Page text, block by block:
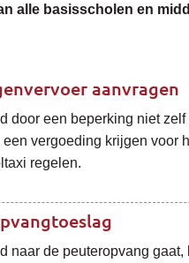
alle basisscholen en
aanvragen
door een beperking niet
een vergoeding krijgen voor
regelen.
naar de peuteropvang gaat,